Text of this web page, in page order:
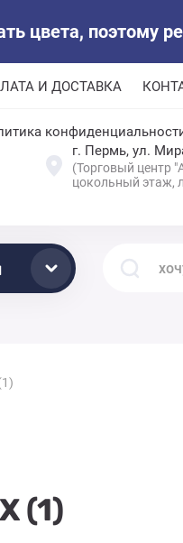
цвета, поэтому
И ДОСТАВКА
г. Пермь, ул.
(Торговый центр
цокольный этаж,
(1)